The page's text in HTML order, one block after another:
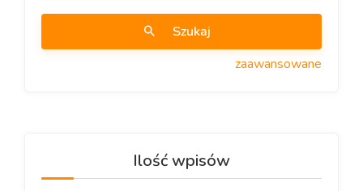
Szukaj
zaawansowane
Ilość wpisów